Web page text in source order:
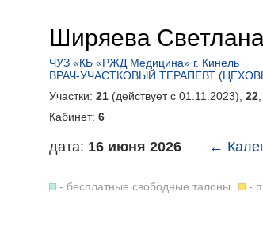
Ширяева
ЧУЗ «КБ «РЖД Медицина» г. Кинель
ВРАЧ-УЧАСТКОВЫЙ ТЕРАПЕВТ
Участки: 21 (действует c 01.11.2023), 22
Кабинет: 6
дата: 16 июня 2026 ←
- бесплатные свободные талоны -